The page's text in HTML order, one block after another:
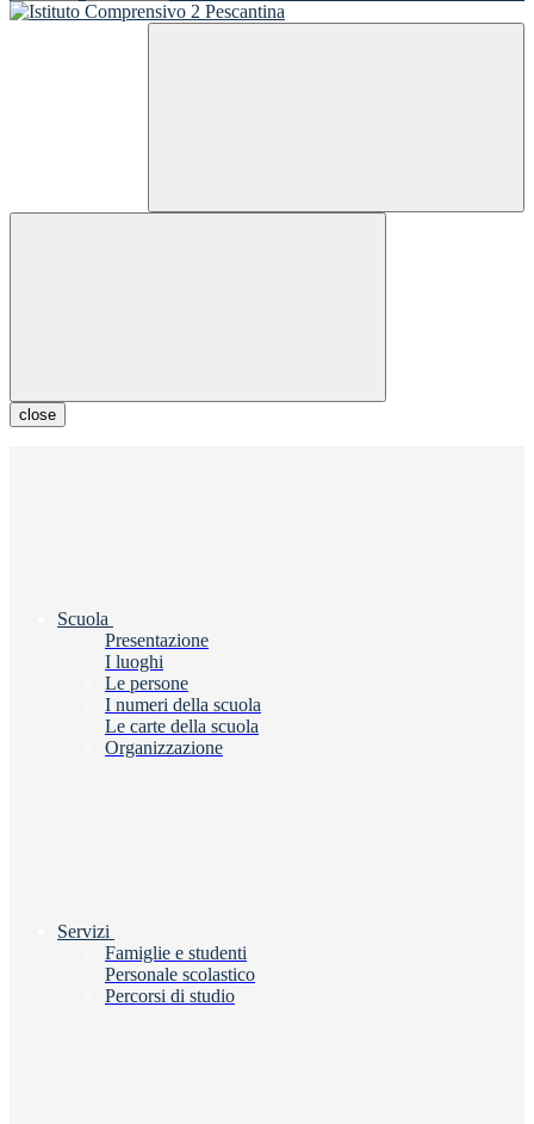
close
Scuola
Presentazione
I luoghi
Le persone
I numeri della scuola
Le carte della scuola
Organizzazione
Servizi
Famiglie e studenti
Personale scolastico
Percorsi di studio